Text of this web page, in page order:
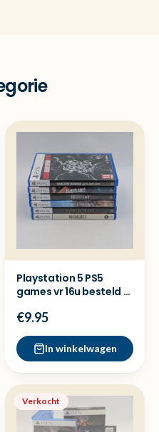
Playstation 5 PS5
games vr 16u besteld =
€9.95
In winkelwagen
Verkocht